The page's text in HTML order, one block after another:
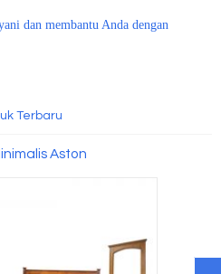
dan membantu Anda dengan
Terbaru
Aston